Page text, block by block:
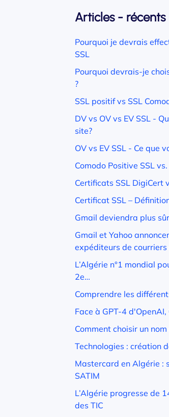
Articles - récents
Pourquoi je devrais
SSL
Pourquoi devrais-je
?
SSL positif vs SSL
DV vs OV vs EV SSL -
site?
OV vs EV SSL - Ce que
Comodo Positive SSL
Certificats SSL DigiCert
Certificat SSL –
Gmail deviendra plus
Gmail et Yahoo
expéditeurs de courriers
L’Algérie n°1 mondial
2e…
Comprendre les
Face à GPT-4
Comment choisir un
Technologies : création
Mastercard en Algérie :
SATIM
L’Algérie progresse de
des TIC